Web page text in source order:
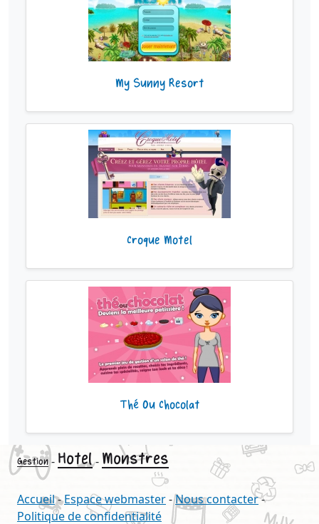
My Sunny Resort
Croque Motel
Thé Ou Chocolat
Gestion- Hotel- Monstres
Accueil-Espace webmaster-Nous contacter-
Politique de confidentialité